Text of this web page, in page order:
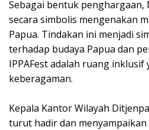
Sebagai bentuk
secara simbolis mengenakan
Papua. Tindakan ini menjadi
terhadap budaya Papua dan
IPPAFest adalah ruang inklusif
keberagaman.
Kepala Kantor Wilayah
turut hadir dan